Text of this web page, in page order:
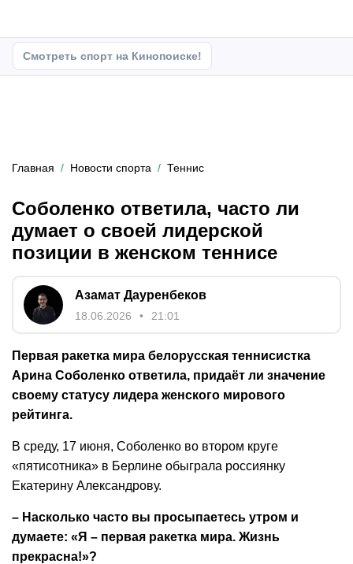
Смотреть спорт на Кинопоиске!
Главная Новости спорта Теннис
Соболенко ответила, часто ли
думает о своей лидерской
позиции в женском теннисе
Азамат Дауренбеков
18.06.2026 21:01
Первая ракетка мира белорусская теннисистка
Арина Соболенко ответила, придаёт ли значение
своему статусу лидера женского мирового
рейтинга.
В среду, 17 июня, Соболенко во втором круге
«пятисотника» в Берлине обыграла россиянку
Екатерину Александрову.
– Насколько часто вы просыпаетесь утром и
думаете: «Я – первая ракетка мира. Жизнь
прекрасна!»?